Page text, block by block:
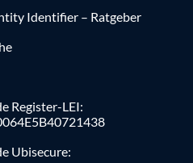
Identifier – Ratgeber
Register-LEI:
Ubisecure: